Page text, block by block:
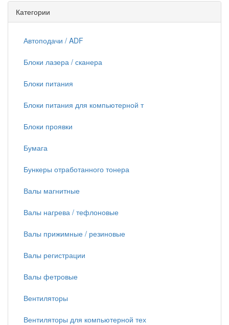
Категории
Автоподачи / ADF
Блоки лазера / сканера
Блоки питания
Блоки питания для компьютерной т
Блоки проявки
Бумага
Бункеры отработанного тонера
Валы магнитные
Валы нагрева / тефлоновые
Валы прижимные / резиновые
Валы регистрации
Валы фетровые
Вентиляторы
Вентиляторы для компьютерной тех